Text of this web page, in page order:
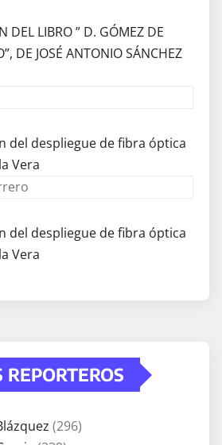
DEL LIBRO ” D. GÓMEZ DE
DE JOSÉ ANTONIO SÁNCHEZ
del despliegue de fibra óptica
Vera
del despliegue de fibra óptica
Vera
REPORTEROS
(296)